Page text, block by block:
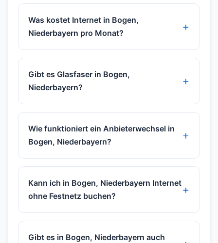
Was kostet Internet in Bogen,
Niederbayern pro Monat?
Gibt es Glasfaser in Bogen,
Niederbayern?
Wie funktioniert ein Anbieterwechsel in
Bogen, Niederbayern?
Kann ich in Bogen, Niederbayern Internet
ohne Festnetz buchen?
Gibt es in Bogen, Niederbayern auch